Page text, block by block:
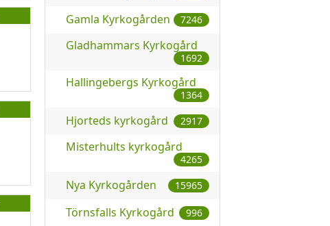
Gamla Kyrkogården 7246
Gladhammars Kyrkogård
1692
Hallingebergs Kyrkogård
1364
Hjorteds kyrkogård 2917
Misterhults kyrkogård
4265
Nya Kyrkogården 15965
Törnsfalls Kyrkogård 996